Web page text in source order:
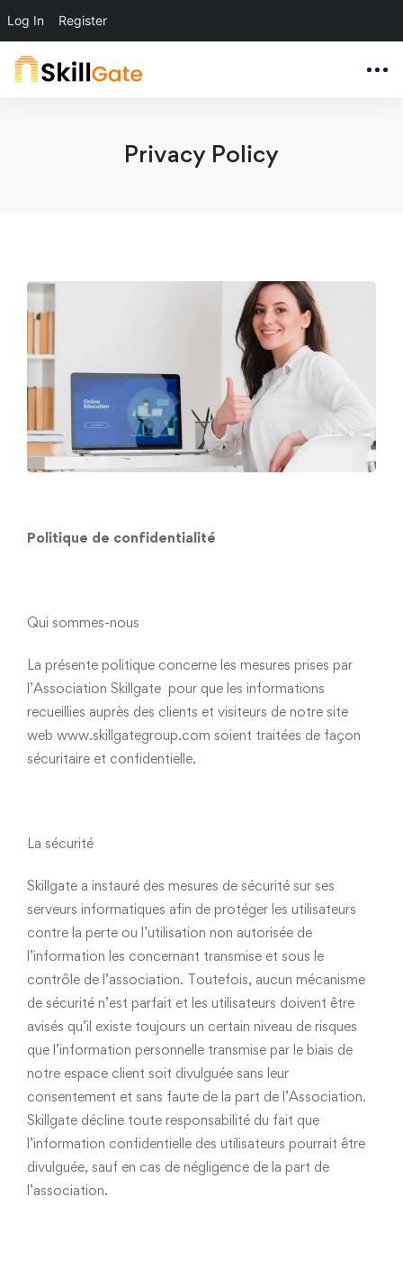
Log In Register
Privacy Policy
Politique de confidentialité
Qui sommes-nous
La présente politique concerne les mesures prises par
l’Association Skillgate pour que les informations
recueillies auprès des clients et visiteurs de notre site
web www.skillgategroup.com soient traitées de façon
sécuritaire et confidentielle.
La sécurité
Skillgate a instauré des mesures de sécurité sur ses
serveurs informatiques afin de protéger les utilisateurs
contre la perte ou l’utilisation non autorisée de
l’information les concernant transmise et sous le
contrôle de l’association. Toutefois, aucun mécanisme
de sécurité n’est parfait et les utilisateurs doivent être
avisés qu’il existe toujours un certain niveau de risques
que l’information personnelle transmise par le biais de
notre espace client soit divulguée sans leur
consentement et sans faute de la part de l’Association.
Skillgate décline toute responsabilité du fait que
l’information confidentielle des utilisateurs pourrait être
divulguée, sauf en cas de négligence de la part de
l’association.